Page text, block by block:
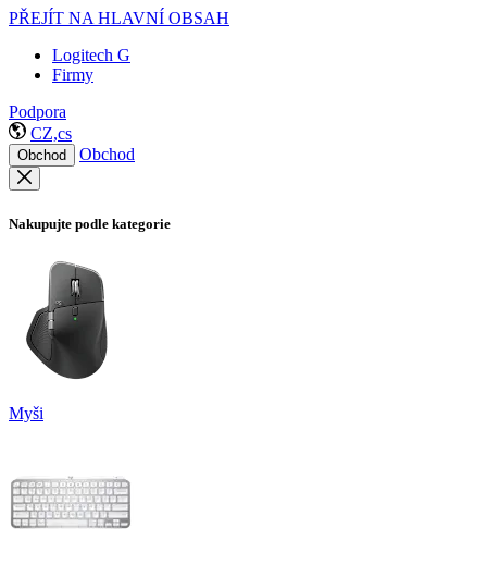
PŘEJÍT NA HLAVNÍ OBSAH
Logitech G
Firmy
Podpora
CZ,cs
Obchod Obchod
Nakupujte podle kategorie
Myši